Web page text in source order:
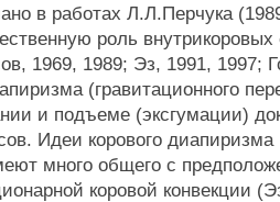
в работах Л.Л.Перчука
роль внутрикоровых
1969, 1989; Эз, 1991, 1997;
(гравитационного
и подъеме (эксгумации)
Идеи корового
много общего с
коровой конвекции